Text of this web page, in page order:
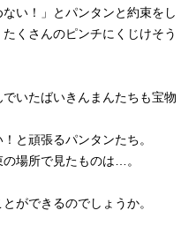
い！」とパンタンと約束をし
くさんのピンチにくじけそう
いたばいきんまんたちも宝物
と頑張るパンタンたち。
場所で見たものは…。
ができるのでしょうか。